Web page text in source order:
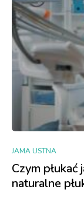
JAMA USTNA
Czym
naturalne